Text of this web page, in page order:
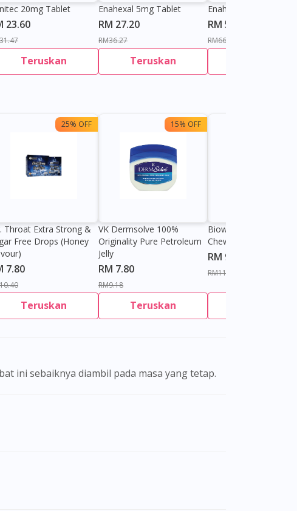
20mg Tablet
23.60
Teruskan
Enahexal 5mg Tablet
RM 27.20
RM36.27
Teruskan
Enahexal 20mg Tablet
RM 50.10
RM66.80
25% OFF
Throat Extra Strong &
Free Drops (Honey
7.80
Teruskan
15% OFF
VK Dermsolve 100%
Originality Pure Petroleum
Jelly
RM 7.80
RM9.18
Teruskan
Biowell Zeero 200mg
Chewable Tablet
RM 9.80
RM11.27
ini sebaiknya diambil pada masa yang tetap.